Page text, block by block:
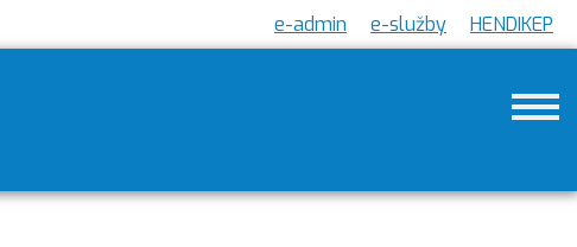
e-admin e-služby HENDIKEP